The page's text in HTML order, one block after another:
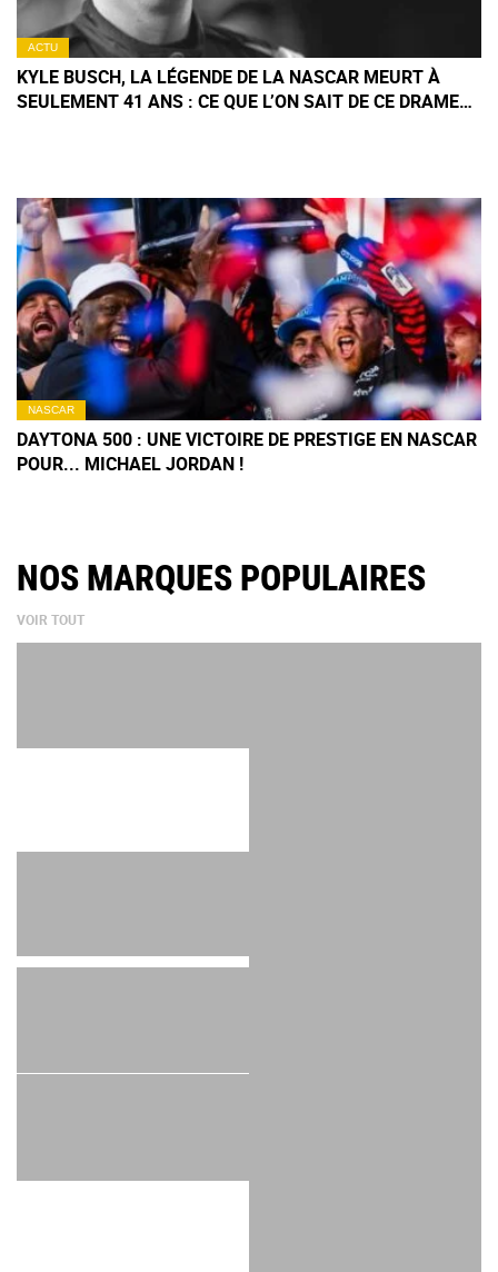
ACTU
KYLE BUSCH, LA LÉGENDE DE LA NASCAR MEURT À
SEULEMENT 41 ANS : CE QUE L’ON SAIT DE CE DRAME
NASCAR
DAYTONA 500 : UNE VICTOIRE DE PRESTIGE EN NASCAR
POUR... MICHAEL JORDAN !
NOS MARQUES POPULAIRES
VOIR TOUT